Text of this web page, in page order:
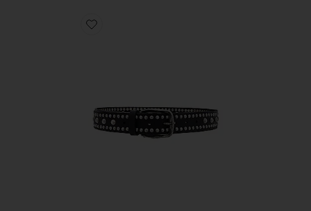
Favorite ПОЯС WE THE FREE SOLA